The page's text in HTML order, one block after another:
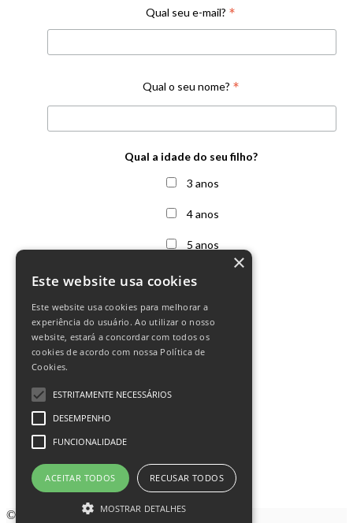
Qual seu e-mail? *
Qual o seu nome? *
Qual a idade do seu filho?
3 anos
4 anos
5 anos
7 anos
Outras
Instagram
© 2021
Family Center.
×
Este website usa cookies
Este website usa cookies para melhorar a
experiência do usuário. Ao utilizar o nosso
website, estará a concordar com todos os
cookies de acordo com nossa Política de
Cookies.
ESTRITAMENTE NECESSÁRIOS
DESEMPENHO
FUNCIONALIDADE
ACEITAR TODOS RECUSAR TODOS
MOSTRAR DETALHES